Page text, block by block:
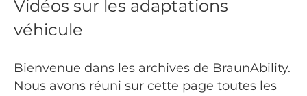
Vidéos sur les adaptations
véhicule
Bienvenue dans les archives de BraunAbility.
Nous avons réuni sur cette page toutes les